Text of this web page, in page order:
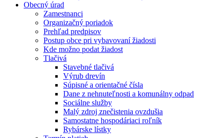
Obecný úrad
Zamestnanci
Organizačný poriadok
Prehľad predpisov
Postup obce pri vybavovaní žiadosti
Kde možno podat žiadost
Tlačivá
Stavebné tlačivá
Výrub drevín
Súpisné a orientačné čísla
Dane z nehnuteľnosti a komunálny odpad
Sociálne služby
Malý zdroj znečistenia ovzdušia
Samostatne hospodáriaci roľník
Rybárske lístky